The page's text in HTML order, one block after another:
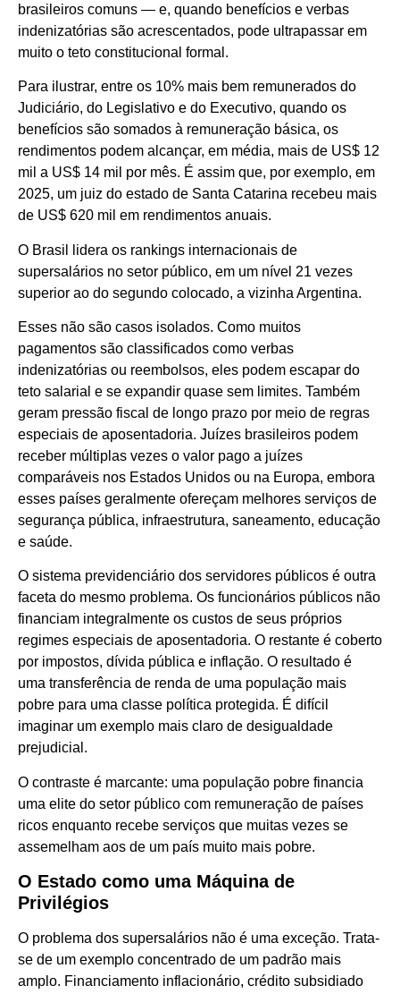
brasileiros comuns — e, quando benefícios e verbas
indenizatórias são acrescentados, pode ultrapassar em
muito o teto constitucional formal.
Para ilustrar, entre os 10% mais bem remunerados do
Judiciário, do Legislativo e do Executivo, quando os
benefícios são somados à remuneração básica, os
rendimentos podem alcançar, em média, mais de US$ 12
mil a US$ 14 mil por mês. É assim que, por exemplo, em
2025, um juiz do estado de Santa Catarina recebeu mais
de US$ 620 mil em rendimentos anuais.
O Brasil lidera os rankings internacionais de
supersalários no setor público, em um nível 21 vezes
superior ao do segundo colocado, a vizinha Argentina.
Esses não são casos isolados. Como muitos
pagamentos são classificados como verbas
indenizatórias ou reembolsos, eles podem escapar do
teto salarial e se expandir quase sem limites. Também
geram pressão fiscal de longo prazo por meio de regras
especiais de aposentadoria. Juízes brasileiros podem
receber múltiplas vezes o valor pago a juízes
comparáveis nos Estados Unidos ou na Europa, embora
esses países geralmente ofereçam melhores serviços de
segurança pública, infraestrutura, saneamento, educação
e saúde.
O sistema previdenciário dos servidores públicos é outra
faceta do mesmo problema. Os funcionários públicos não
financiam integralmente os custos de seus próprios
regimes especiais de aposentadoria. O restante é coberto
por impostos, dívida pública e inflação. O resultado é
uma transferência de renda de uma população mais
pobre para uma classe política protegida. É difícil
imaginar um exemplo mais claro de desigualdade
prejudicial.
O contraste é marcante: uma população pobre financia
uma elite do setor público com remuneração de países
ricos enquanto recebe serviços que muitas vezes se
assemelham aos de um país muito mais pobre.
O Estado como uma Máquina de
Privilégios
O problema dos supersalários não é uma exceção. Trata-
se de um exemplo concentrado de um padrão mais
amplo. Financiamento inflacionário, crédito subsidiado